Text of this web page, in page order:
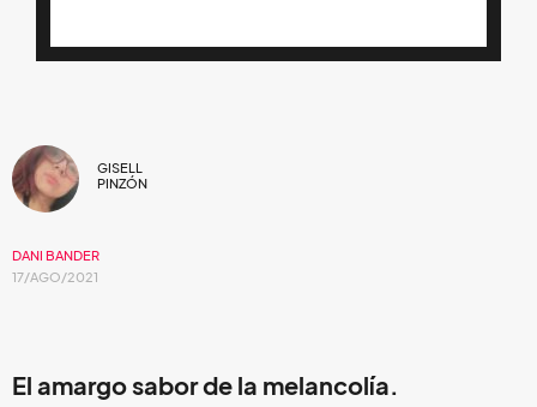
GISELL
PINZÓN
DANI BANDER
17/AGO/2021
El amargo sabor de la melancolía.